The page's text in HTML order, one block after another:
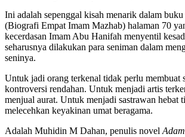
Ini adalah sepenggal kisah menarik dalam
(Biografi Empat Imam Mazhab) halaman 70
kecerdasan Imam Abu Hanifah menyentil
seharusnya dilakukan para seniman dalam
seninya.
Untuk jadi orang terkenal tidak perlu membuat
kontroversi rendahan. Untuk menjadi artis
menjual aurat. Untuk menjadi sastrawan hebat
melecehkan keyakinan umat beragama.
Adalah Muhidin M Dahan, penulis novel